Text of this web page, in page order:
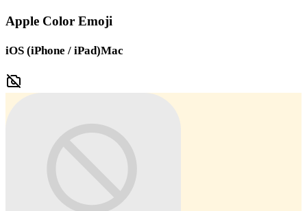
Apple Color Emoji
iOS (iPhone / iPad)Mac